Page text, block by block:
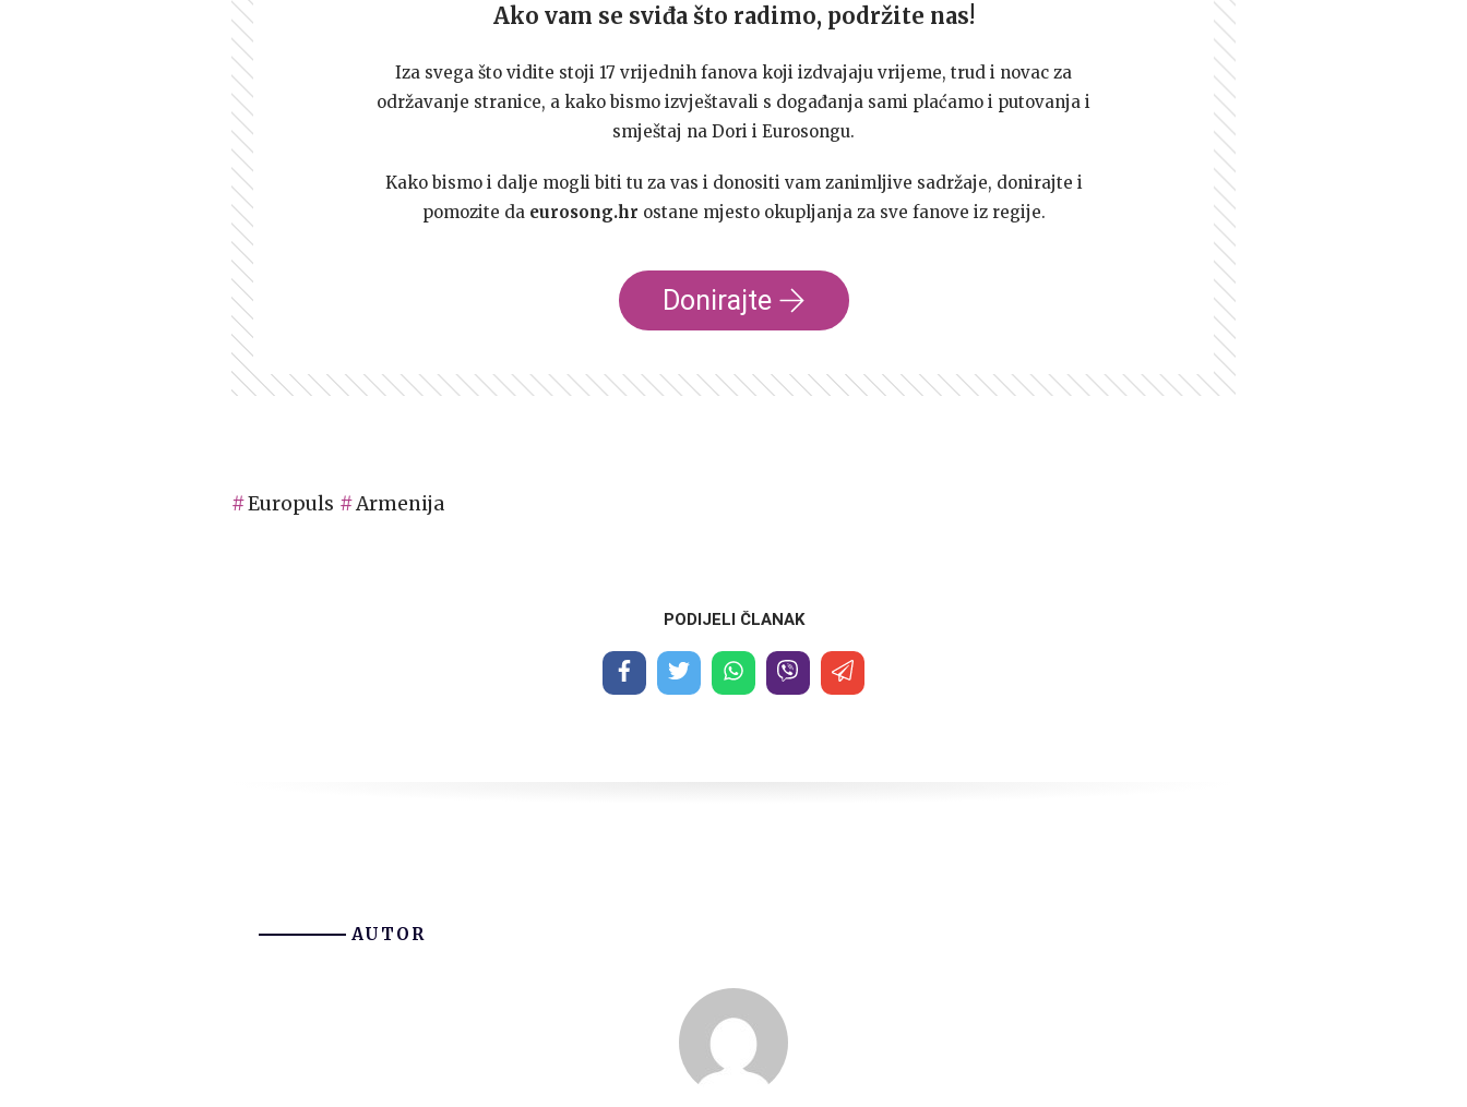
Ako vam se sviđa što radimo, podržite nas!
Iza svega što vidite stoji 17 vrijednih fanova koji izdvajaju vrijeme, trud i novac za
održavanje stranice, a kako bismo izvještavali s događanja sami plaćamo i putovanja i
smještaj na Dori i Eurosongu.
Kako bismo i dalje mogli biti tu za vas i donositi vam zanimljive sadržaje, donirajte i
pomozite da eurosong.hr ostane mjesto okupljanja za sve fanove iz regije.
Donirajte
Europuls Armenija
PODIJELI ČLANAK
AUTOR